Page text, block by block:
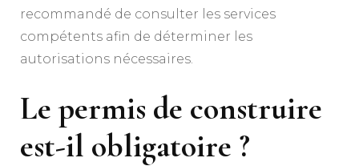
recommandé de consulter les services
compétents afin de déterminer les
autorisations nécessaires.
Le permis de construire
est-il obligatoire ?